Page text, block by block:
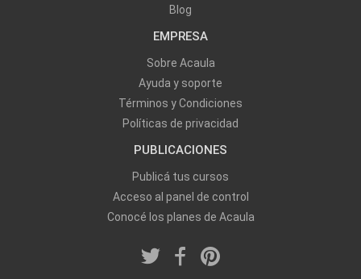
Blog
EMPRESA
Sobre Acaula
Ayuda y soporte
Términos y Condiciones
Políticas de privacidad
PUBLICACIONES
Publicá tus cursos
Acceso al panel de control
Conocé los planes de Acaula